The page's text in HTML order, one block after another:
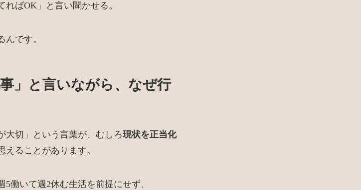
ばOK」と言い聞かせる。
んです。
」と言いながら、なぜ行
大切」という言葉が、むしろ現状を正当化
えることがあります。
働いて週2休む生活を前提にせず、